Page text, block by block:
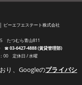
ビーエフエステート株式会社
たつむら青山811
)☎︎03-6427-4888 (賃貸管理部)
00 定休日 / 水曜
り、Googleのプライバシ